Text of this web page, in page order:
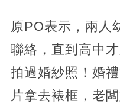
原PO表示，兩人
聯絡，直到高中
拍過婚紗照！婚
片拿去裱框，老